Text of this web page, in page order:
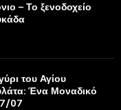
– Το ξενοδοχείο
του Αγίου
Ένα Μοναδικό
07